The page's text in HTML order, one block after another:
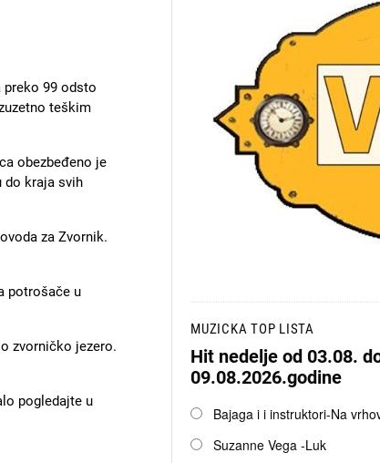
preko 99 odsto
teškim
obezbeđeno je
do kraja svih
za Zvornik.
potrošače u
zvorničko jezero.
pogledajte u
MUZICKA TOP LISTA
Hit nedelje od 03.08.
09.08.2026.godine
OpcijeBajaga i i instruktori-Na
Suzanne Vega -Luk